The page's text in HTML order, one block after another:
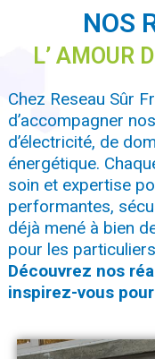
NOS
L’ AMOUR
Chez Reseau Sûr
d’accompagner
d’électricité, de
énergétique.
soin et expertise
performantes,
déjà mené à bien
pour les
Découvrez nos
inspirez-vous